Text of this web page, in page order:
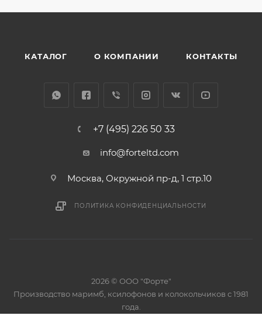
КАТАЛОГ О КОМПАНИИ КОНТАКТЫ
+7 (495) 226 50 33
info@forteltd.com
Москва, Окружной пр-д, 1 стр.10
ПОЛИТИКА КОНФИДЕНЦИАЛЬНОСТИ
2026 © ООО "Форте"
Производство маримб, ксилофонов и колокольчиков с 1981
года.